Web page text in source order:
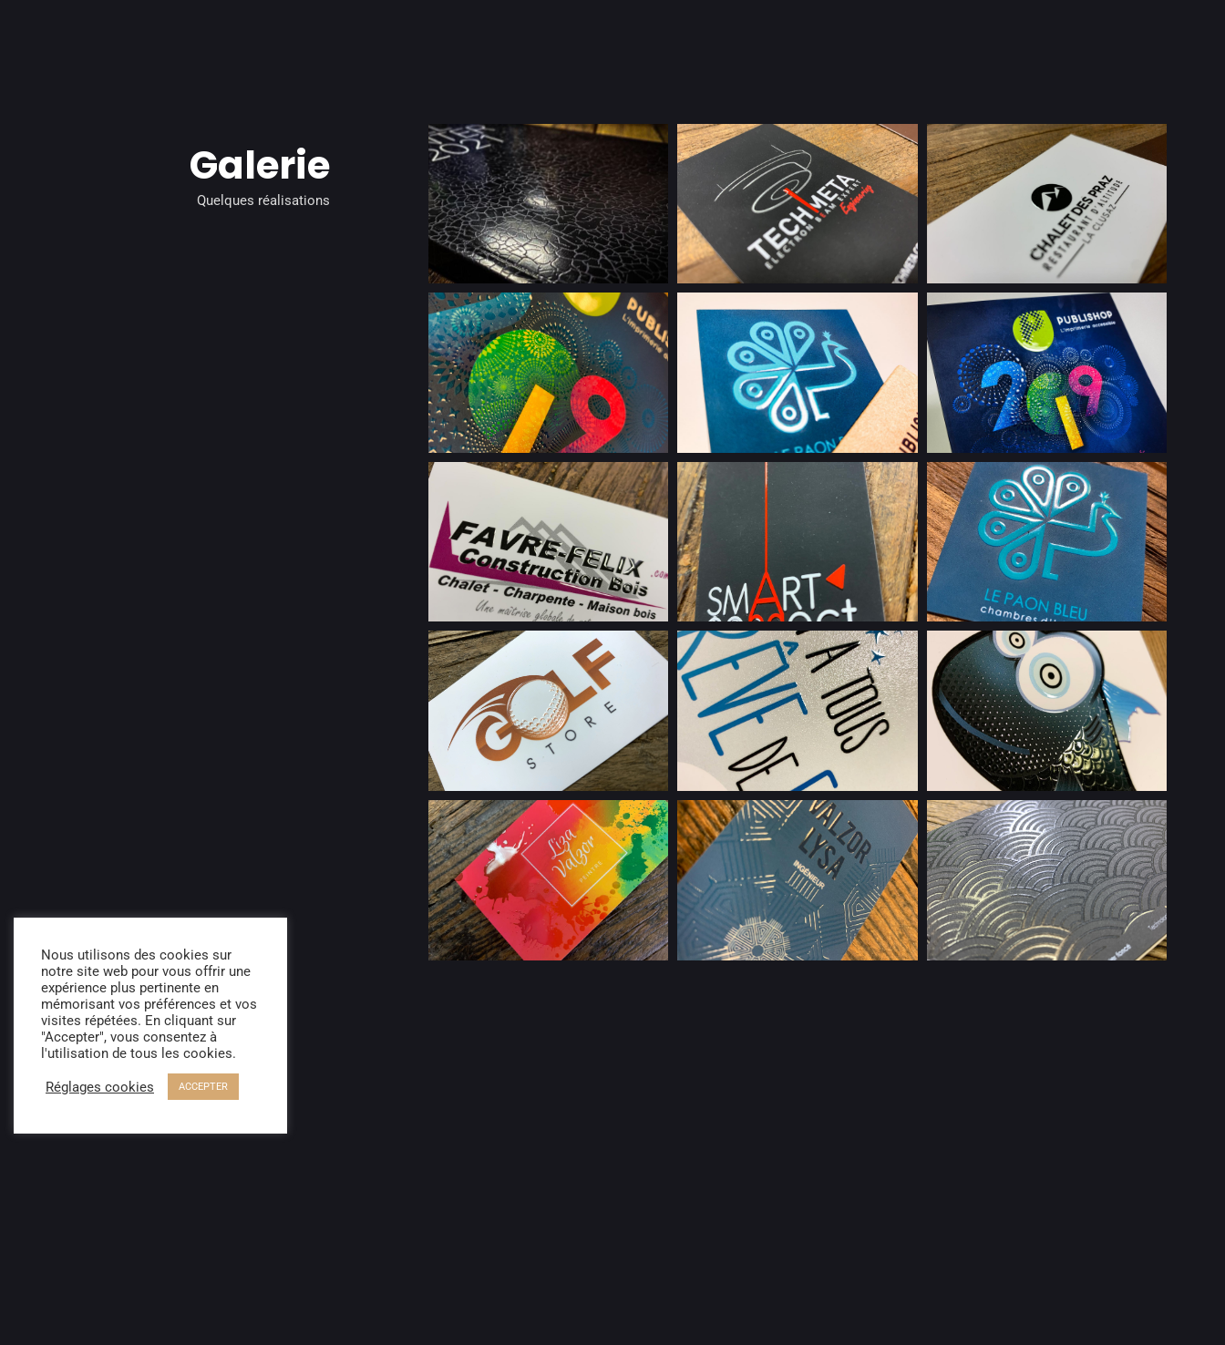
Galerie
Quelques réalisations
Découvrir
D’autres ennoblissements
Nous utilisons des cookies sur
notre site web pour vous offrir une
expérience plus pertinente en
mémorisant vos préférences et vos
visites répétées. En cliquant sur
"Accepter", vous consentez à
l'utilisation de tous les cookies.
Réglages cookies ACCEPTER